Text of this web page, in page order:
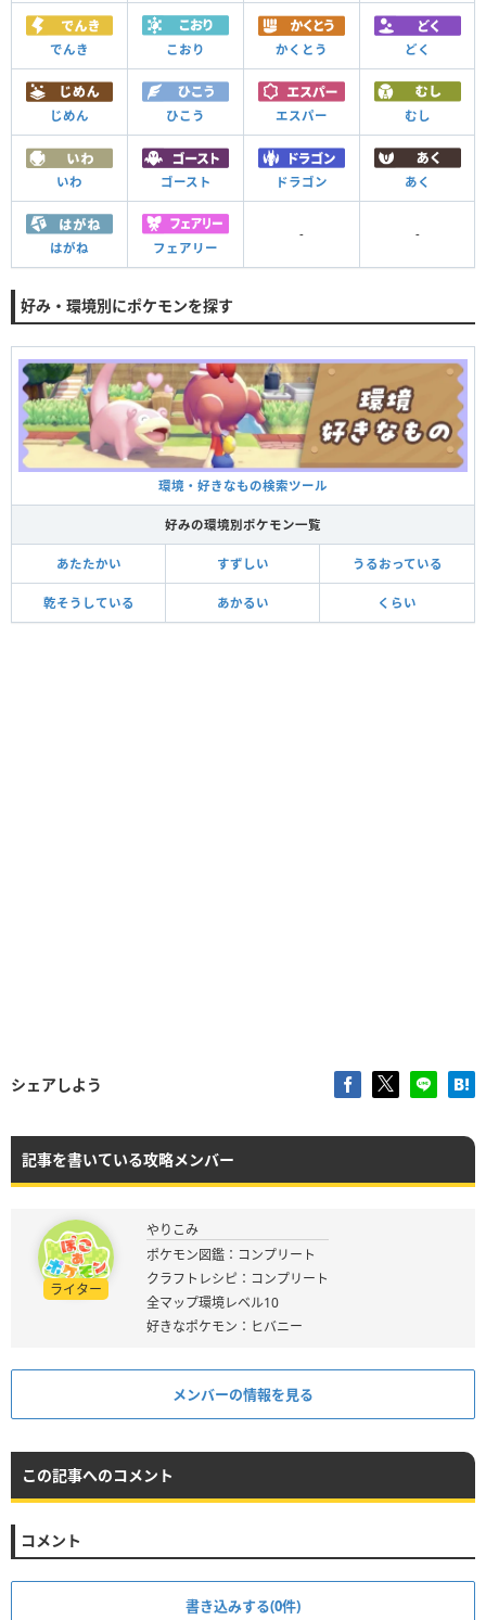
でんき こおり かくとう どく
じめん ひこう エスパー むし
いわ ゴースト ドラゴン あく
はがね フェアリー
- -
好み・環境別にポケモンを探す
環境・好きなもの検索ツール
好みの環境別ポケモン一覧
あたたかい すずしい うるおっている
乾そうしている あかるい くらい
シェアしよう
記事を書いている攻略メンバー
ライター
やりこみ
ポケモン図鑑：コンプリート
クラフトレシピ：コンプリート
全マップ環境レベル10
好きなポケモン：ヒバニー
メンバーの情報を見る
この記事へのコメント
コメント
書き込みする(0件)